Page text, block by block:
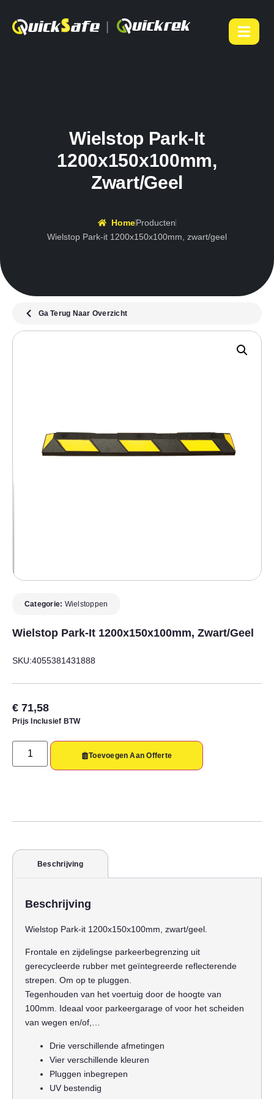
Wielstop Park-It
1200x150x100mm,
Zwart/geel
HomeProducten
Wielstop Park-it 1200x150x100mm, zwart/geel
Ga Terug Naar Overzicht
Categorie: Wielstoppen
Wielstop Park-It 1200x150x100mm, Zwart/geel
SKU:4055381431888
€ 71,58
Prijs Inclusief BTW
Toevoegen Aan Offerte
Beschrijving
Beschrijving
Wielstop Park-it 1200x150x100mm, zwart/geel.
Frontale en zijdelingse parkeerbegrenzing uit
gerecycleerde rubber met geïntegreerde reflecterende
strepen. Om op te pluggen.
Tegenhouden van het voertuig door de hoogte van
100mm. Ideaal voor parkeergarage of voor het scheiden
van wegen en/of,…
Drie verschillende afmetingen
Vier verschillende kleuren
Pluggen inbegrepen
UV bestendig